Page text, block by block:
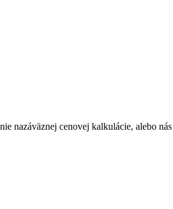
nazáväznej cenovej kalkulácie, alebo